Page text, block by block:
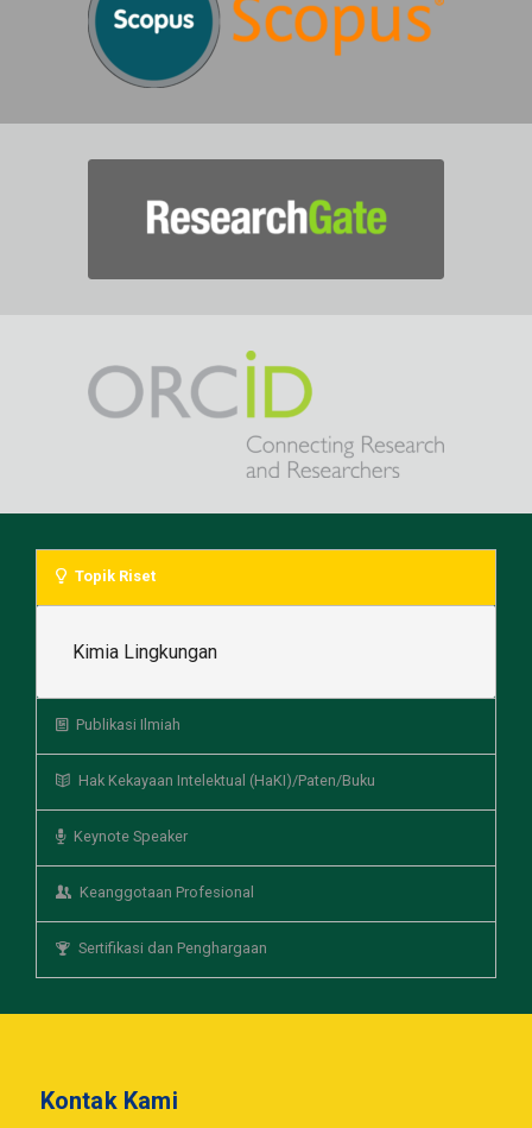
Topik Riset
Kimia Lingkungan
Publikasi Ilmiah
Hak Kekayaan Intelektual (HaKI)/Paten/Buku
Keynote Speaker
Keanggotaan Profesional
Sertifikasi dan Penghargaan
Kontak Kami